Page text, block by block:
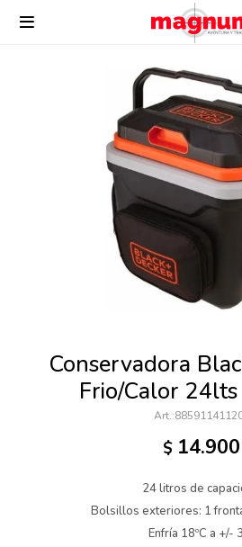

Conservadora
Frio/Calor
$ 14.900
24 litros de
Bolsillos exteriores: 1
Enfría 18ºC a +/-